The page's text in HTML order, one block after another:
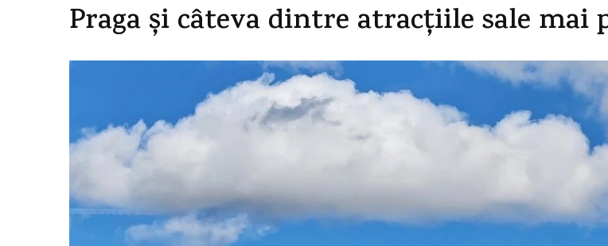
Praga și câteva dintre atracțiile sale mai